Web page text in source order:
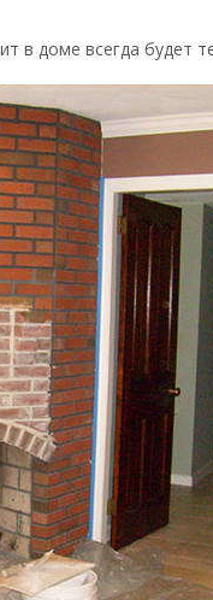
в доме всегда будет